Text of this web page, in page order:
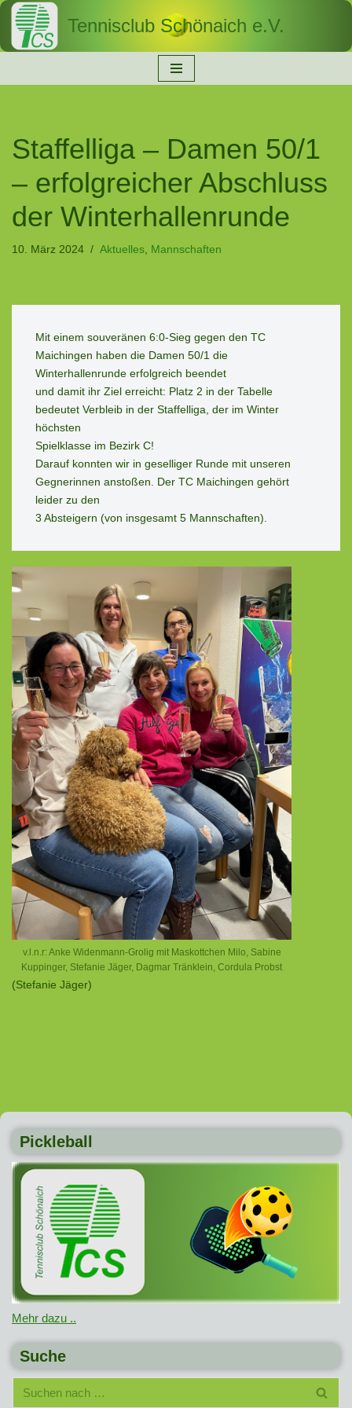
Zum
Tennisclub Schönaich e.V.
Staffelliga – Damen 50/1
– erfolgreicher Abschluss
der Winterhallenrunde
10. März 2024 Aktuelles, Mannschaften
Mit einem souveränen 6:0-Sieg gegen den TC
Maichingen haben die Damen 50/1 die
Winterhallenrunde erfolgreich beendet
und damit ihr Ziel erreicht: Platz 2 in der Tabelle
bedeutet Verbleib in der Staffelliga, der im Winter
höchsten
Spielklasse im Bezirk C!
Darauf konnten wir in geselliger Runde mit unseren
Gegnerinnen anstoßen. Der TC Maichingen gehört
leider zu den
v.l.n.r: Anke Widenmann-Grolig mit Maskottchen Milo, Sabine
Kuppinger, Stefanie Jäger, Dagmar Tränklein, Cordula Probst
(Stefanie Jäger)
Pickleball
Mehr dazu ..
Suche